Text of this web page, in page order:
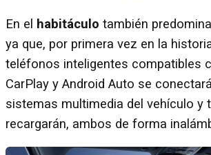
En el habitáculo también
ya que, por primera vez en la
teléfonos inteligentes compatibles
CarPlay y Android Auto se
sistemas multimedia del vehículo y
recargarán, ambos de forma